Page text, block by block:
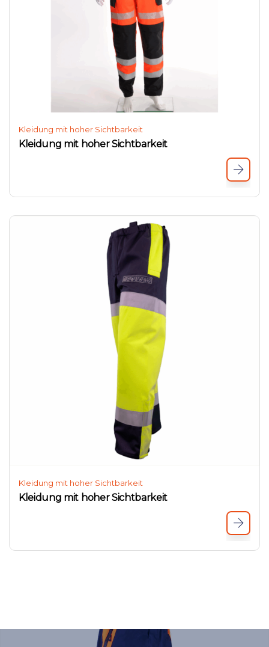
Kleidung mit hoher Sichtbarkeit
Kleidung mit hoher Sichtbarkeit
Kleidung mit hoher Sichtbarkeit
Kleidung mit hoher Sichtbarkeit